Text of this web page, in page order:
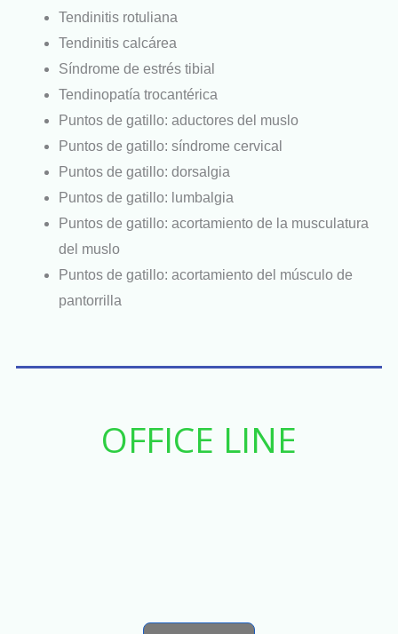
Tendinitis rotuliana
Tendinitis calcárea
Síndrome de estrés tibial
Tendinopatía trocantérica
Puntos de gatillo: aductores del muslo
Puntos de gatillo: síndrome cervical
Puntos de gatillo: dorsalgia
Puntos de gatillo: lumbalgia
Puntos de gatillo: acortamiento de la musculatura
del muslo
Puntos de gatillo: acortamiento del músculo de
pantorrilla
OFFICE LINE